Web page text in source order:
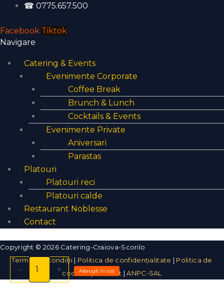
☎ 0775.657.500
Facebook Tiktok
Navigare
Catering & Events
Evenimente Corporate
Coffee Break
Brunch & Lunch
Cocktails & Events
Evenimente Private
Aniversari
Parastas
Platouri
Platouri reci
Platouri calde
Restaurant Noblesse
Contact
Copyright © 2026 Catering-Craiova-Scorilo
Termeni și condiții| Politica de confidențialitate | Politica de
cookies|Contact |ANPC-SAL
-
Cantitate
+ Adaugă în coș